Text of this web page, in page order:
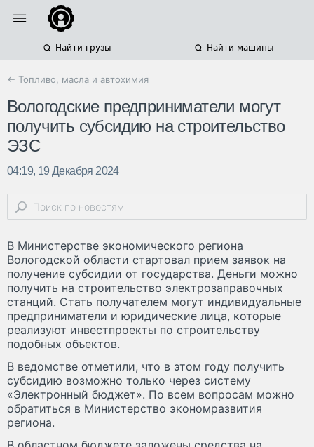
Найти грузы Найти машины
← Топливо, масла и автохимия
Вологодские предприниматели могут
получить субсидию на строительство
ЭЗС
04:19, 19 Декабря 2024
В Министерстве экономического региона
Вологодской области стартовал прием заявок на
получение субсидии от государства. Деньги можно
получить на строительство электрозаправочных
станций. Стать получателем могут индивидуальные
предприниматели и юридические лица, которые
реализуют инвестпроекты по строительству
подобных объектов.
В ведомстве отметили, что в этом году получить
субсидию возможно только через систему
«Электронный бюджет». По всем вопросам можно
обратиться в Министерство экономразвития
региона.